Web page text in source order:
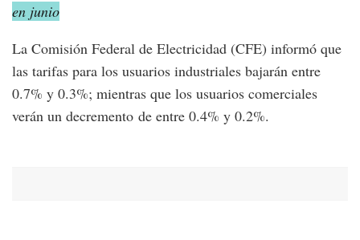
en junio
La Comisión Federal de Electricidad (CFE) informó que
las tarifas para los usuarios industriales bajarán entre
0.7% y 0.3%; mientras que los usuarios comerciales
verán un decremento de entre 0.4% y 0.2%.